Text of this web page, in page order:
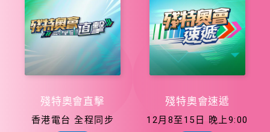
殘特奧會直擊
香港電台 全程同步
殘特奧會速遞
12月8至15日 晚上9:00